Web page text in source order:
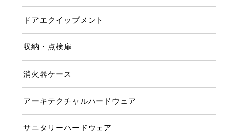
ドアエクイップメント
収納・点検扉
消火器ケース
アーキテクチャルハードウェア
サニタリーハードウェア